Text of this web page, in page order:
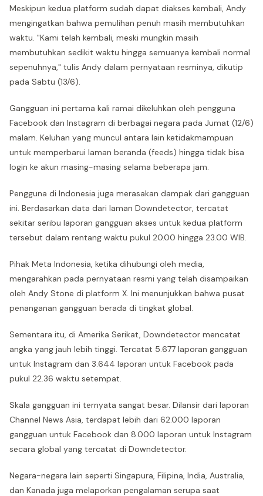
Meskipun kedua platform sudah dapat diakses kembali, Andy
mengingatkan bahwa pemulihan penuh masih membutuhkan
waktu. "Kami telah kembali, meski mungkin masih
membutuhkan sedikit waktu hingga semuanya kembali normal
sepenuhnya," tulis Andy dalam pernyataan resminya, dikutip
pada Sabtu (13/6).
Gangguan ini pertama kali ramai dikeluhkan oleh pengguna
Facebook dan Instagram di berbagai negara pada Jumat (12/6)
malam. Keluhan yang muncul antara lain ketidakmampuan
untuk memperbarui laman beranda (feeds) hingga tidak bisa
login ke akun masing-masing selama beberapa jam.
Pengguna di Indonesia juga merasakan dampak dari gangguan
ini. Berdasarkan data dari laman Downdetector, tercatat
sekitar seribu laporan gangguan akses untuk kedua platform
tersebut dalam rentang waktu pukul 20.00 hingga 23.00 WIB.
Pihak Meta Indonesia, ketika dihubungi oleh media,
mengarahkan pada pernyataan resmi yang telah disampaikan
oleh Andy Stone di platform X. Ini menunjukkan bahwa pusat
penanganan gangguan berada di tingkat global.
Sementara itu, di Amerika Serikat, Downdetector mencatat
angka yang jauh lebih tinggi. Tercatat 5.677 laporan gangguan
untuk Instagram dan 3.644 laporan untuk Facebook pada
pukul 22.36 waktu setempat.
Skala gangguan ini ternyata sangat besar. Dilansir dari laporan
Channel News Asia, terdapat lebih dari 62.000 laporan
gangguan untuk Facebook dan 8.000 laporan untuk Instagram
secara global yang tercatat di Downdetector.
Negara-negara lain seperti Singapura, Filipina, India, Australia,
dan Kanada juga melaporkan pengalaman serupa saat